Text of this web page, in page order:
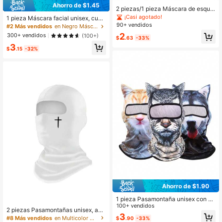
Ahorro de $1.45
1 pieza Máscara facial unisex, cubi
erta de cabeza, protección para mo
tociclismo, ciclismo y todoterreno,
máscara facial de verano, adecuad
a para viajes al aire libre, deportes y
ocio
#2 Más vendidos
en Negro Máscaras y sombreros con visera para homb
300+ vendidos
(100+)
$3.15 -32%
2 piezas Pasamontañas unisex, ade
cuado para montar, motociclismo, u
#8 Más vendidos
en Multicolor Máscaras y sombreros con visera para
2 piezas/1 pieza Máscara de esquí
con patrón de letra y signo de dólar,
Pasamontaña con protección UV y
snowboard y motociclismo, Verano,
Playa, Vacaciones, Festival, Viaje
¡Casi agotado!
90+ vendidos
$2.63 -33%
Ahorro de $1.90
1 pieza Pasamontaña unisex con es
tampado de animal 3D, adecuado p
ara actividades al aire libre como vi
ajes, senderismo, escalada, esquí
100+ vendidos
$3.90 -33%